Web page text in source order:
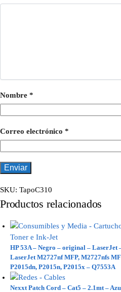
Nombre *
Correo electrónico *
SKU: TapoC310
Productos relacionados
HP 53A – Negro – original – LaserJet
LaserJet M2727nf MFP, M2727nfs
P2015dn, P2015n, P2015x – Q7553A
Nexxt Patch Cord – Cat5 – 2.1mt –